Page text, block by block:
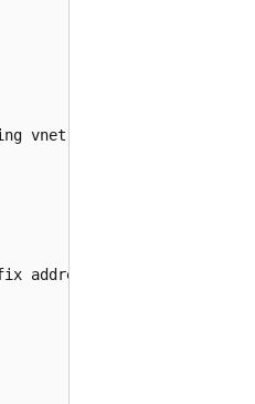
vnet."
address space."